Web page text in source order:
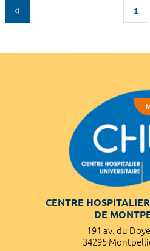
1
CENTRE
DE
191 av. du
34295